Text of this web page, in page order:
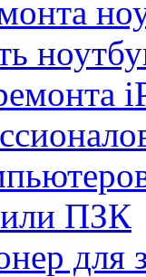
ПЗК
для